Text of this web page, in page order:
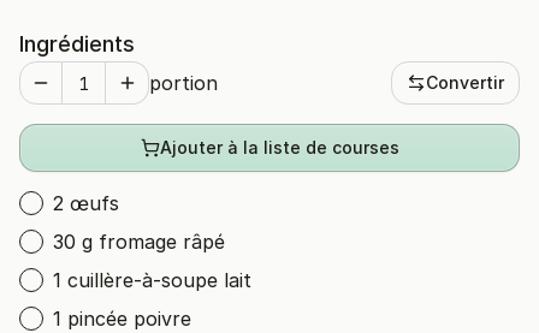
Ingrédients
portion Convertir
Ajouter à la liste de courses
2 œufs
30 g fromage râpé
1 cuillère-à-soupe lait
1 pincée poivre